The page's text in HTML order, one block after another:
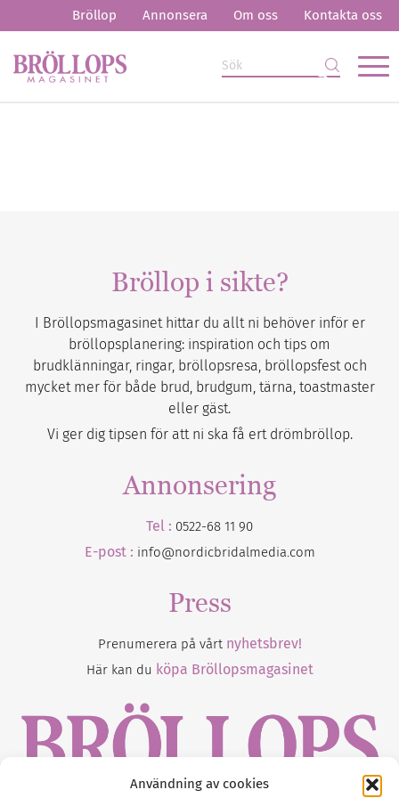
Användning av cookies
Bröllop Annonsera Om oss Kontakta oss
Bröllop i sikte?
I Bröllopsmagasinet hittar du allt ni behöver inför er
bröllopsplanering: inspiration och tips om
brudklänningar, ringar, bröllopsresa, bröllopsfest och
mycket mer för både brud, brudgum, tärna, toastmaster
eller gäst.
Vi ger dig tipsen för att ni ska få ert drömbröllop.
Annonsering
Tel : 0522-68 11 90
E-post : info@nordicbridalmedia.com
Press
Prenumerera på vårt nyhetsbrev!
Här kan du köpa Bröllopsmagasinet